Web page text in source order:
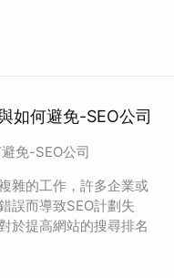
如何避免-SEO公司
免-SEO公司
雜的工作，許多企業或
誤而導致SEO計劃失
於提高網站的搜尋排名